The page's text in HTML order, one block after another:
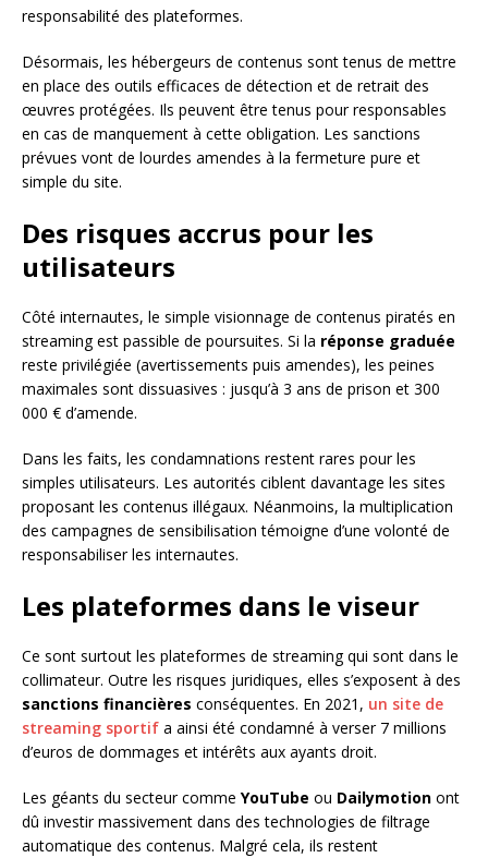
responsabilité des plateformes.
Désormais, les hébergeurs de contenus sont tenus de mettre
en place des outils efficaces de détection et de retrait des
œuvres protégées. Ils peuvent être tenus pour responsables
en cas de manquement à cette obligation. Les sanctions
prévues vont de lourdes amendes à la fermeture pure et
simple du site.
Des risques accrus pour les
utilisateurs
Côté internautes, le simple visionnage de contenus piratés en
streaming est passible de poursuites. Si la réponse graduée
reste privilégiée (avertissements puis amendes), les peines
maximales sont dissuasives : jusqu’à 3 ans de prison et 300
000 € d’amende.
Dans les faits, les condamnations restent rares pour les
simples utilisateurs. Les autorités ciblent davantage les sites
proposant les contenus illégaux. Néanmoins, la multiplication
des campagnes de sensibilisation témoigne d’une volonté de
responsabiliser les internautes.
Les plateformes dans le viseur
Ce sont surtout les plateformes de streaming qui sont dans le
collimateur. Outre les risques juridiques, elles s’exposent à des
sanctions financières conséquentes. En 2021, un site de
streaming sportif a ainsi été condamné à verser 7 millions
d’euros de dommages et intérêts aux ayants droit.
Les géants du secteur comme YouTube ou Dailymotion ont
dû investir massivement dans des technologies de filtrage
automatique des contenus. Malgré cela, ils restent